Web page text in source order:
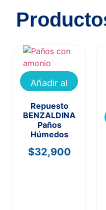
Añadir al
Repuesto
BENZALDINA
Paños
Húmedos
$32,900